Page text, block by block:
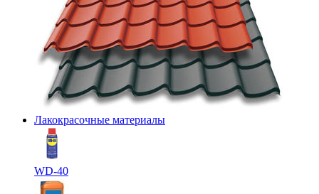
Лакокрасочные материалы
WD-40